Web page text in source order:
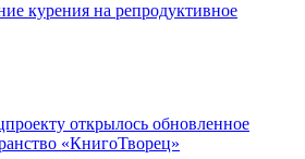
курения на репродуктивное
открылось обновленное
«КнигоТворец»